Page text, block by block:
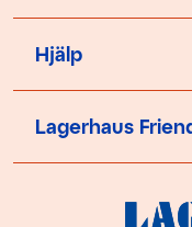
Hjälp
Lagerhaus